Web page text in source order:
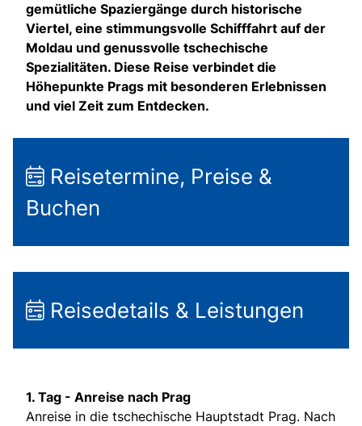
gemütliche Spaziergänge durch historische
Viertel, eine stimmungsvolle Schifffahrt auf der
Moldau und genussvolle tschechische
Spezialitäten. Diese Reise verbindet die
Höhepunkte Prags mit besonderen Erlebnissen
und viel Zeit zum Entdecken.
Reisetermine, Preise &
Buchen
Reisedetails & Leistungen
1. Tag - Anreise nach Prag
Anreise in die tschechische Hauptstadt Prag. Nach